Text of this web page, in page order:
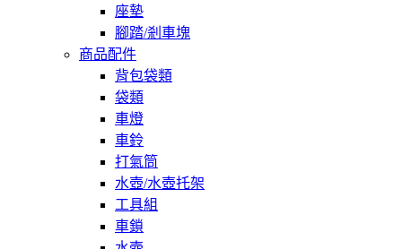
座墊
腳踏/剎車塊
商品配件
背包袋類
袋類
車燈
車鈴
打氣筒
水壺/水壺托架
工具組
車鎖